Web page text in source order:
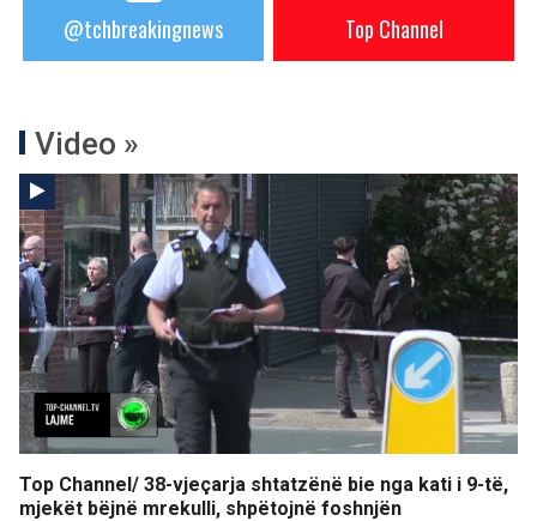
@tchbreakingnews Top Channel
Video »
Top Channel/ 38-vjeçarja shtatzënë bie nga kati i 9-të,
mjekët bëjnë mrekulli, shpëtojnë foshnjën